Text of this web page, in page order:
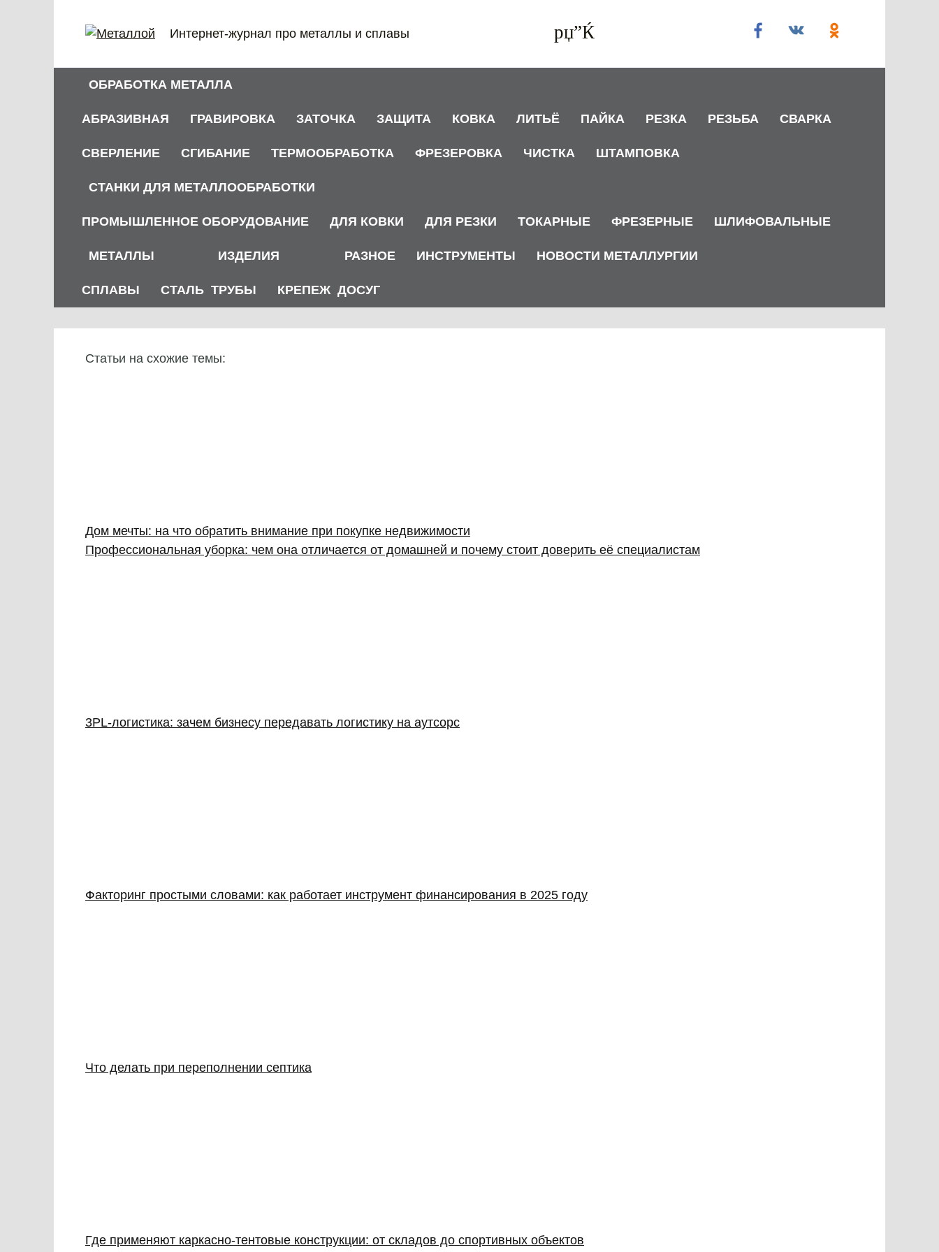
Интернет-журнал про металлы и сплавы
ОБРАБОТКА МЕТАЛЛА
АБРАЗИВНАЯ ГРАВИРОВКА ЗАТОЧКА ЗАЩИТА КОВКА ЛИТЬЁ ПАЙКА РЕЗКА РЕЗЬБА СВАРКА
СВЕРЛЕНИЕ СГИБАНИЕ ТЕРМООБРАБОТКА ФРЕЗЕРОВКА ЧИСТКА ШТАМПОВКА
СТАНКИ ДЛЯ МЕТАЛЛООБРАБОТКИ
ПРОМЫШЛЕННОЕ ОБОРУДОВАНИЕ ДЛЯ КОВКИ ДЛЯ РЕЗКИ ТОКАРНЫЕ ФРЕЗЕРНЫЕ ШЛИФОВАЛЬНЫЕ
МЕТАЛЛЫ
СПЛАВЫ СТАЛЬ
ИЗДЕЛИЯ
ТРУБЫ КРЕПЕЖ
РАЗНОЕ
ДОСУГ
ИНСТРУМЕНТЫ НОВОСТИ МЕТАЛЛУРГИИ
Статьи на схожие темы:
Дом мечты: на что обратить внимание при покупке недвижимости
Профессиональная уборка: чем она отличается от домашней и почему стоит доверить её специалистам
3PL‑логистика: зачем бизнесу передавать логистику на аутсорс
Факторинг простыми словами: как работает инструмент финансирования в 2025 году
Что делать при переполнении септика
Где применяют каркасно‑тентовые конструкции: от складов до спортивных объектов